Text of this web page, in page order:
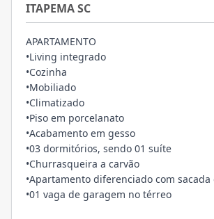
ITAPEMA SC
APARTAMENTO
•Living integrado
•Cozinha
•Mobiliado
•Climatizado
•Piso em porcelanato
•Acabamento em gesso
•03 dormitórios, sendo 01 suíte
•Churrasqueira a carvão
•Apartamento diferenciado com sacada
•01 vaga de garagem no térreo